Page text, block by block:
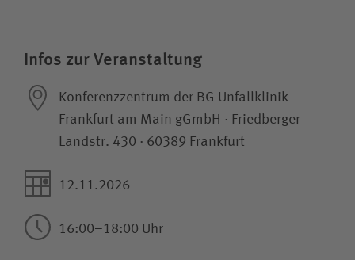
Wie können wir Ihnen helfen?
Suchwert
Infos zur Veranstaltung
Konferenzzentrum der BG Unfallklinik
Frankfurt am Main gGmbH · Friedberger
Landstr. 430 · 60389 Frankfurt
12.11.2026
16:00–18:00 Uhr